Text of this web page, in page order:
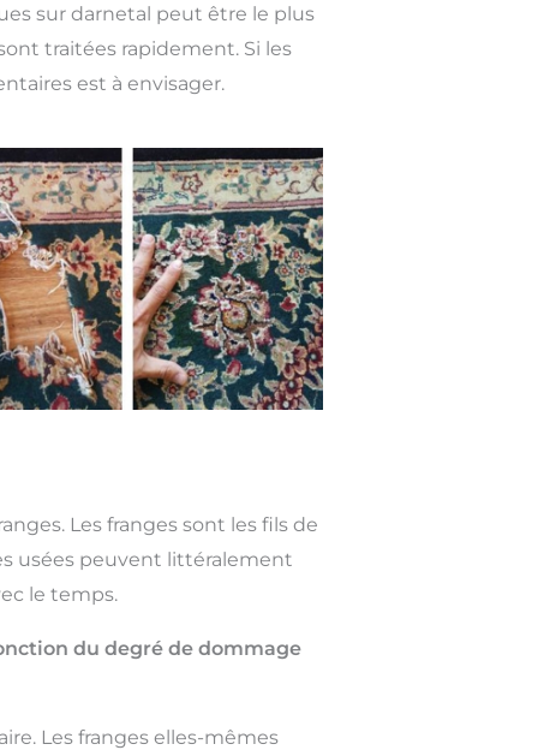
sur darnetal peut être le plus
traitées rapidement. Si les
est à envisager.
Les franges sont les fils de
usées peuvent littéralement
le temps.
du degré de dommage
Les franges elles-mêmes